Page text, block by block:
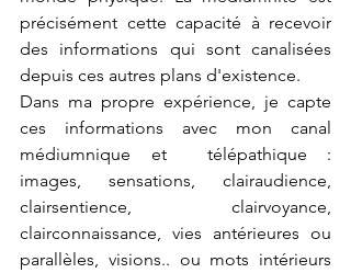
précisément cette capacité à recevoir
des informations qui sont canalisées
depuis ces autres plans d'existence.
Dans ma propre expérience, je capte
ces informations avec mon canal
médiumnique et  télépathique :
images, sensations, clairaudience,
clairsentience, clairvoyance,
clairconnaissance, vies antérieures ou
parallèles, visions.. ou mots intérieurs